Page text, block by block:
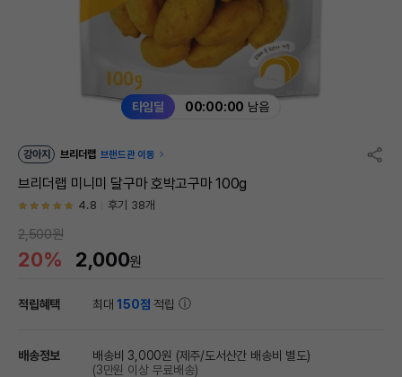
타임딜 00:00:00 남음
강아지 브리더랩 브랜드관 이동
브리더랩 미니미 달구마 호박고구마 100g
4.8 후기 38개
2,500원
20% 2,000원
적립혜택 최대150점 적립
배송정보 배송비 3,000원 (제주/도서산간 배송비 별도)
(3만원 이상 무료배송)